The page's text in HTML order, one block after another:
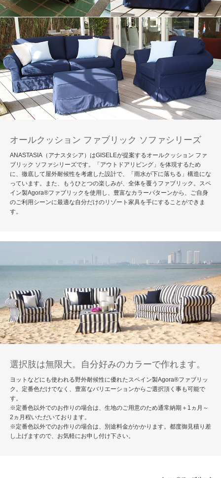
オールクッション ファブリック ソファシリーズ
ANASTASIA（アナスタシア）はGISELEが提案するオールクッション ファ
ブリック ソファシリーズです。「アウトドアリビング」を体現するため
に、徹底して屋外耐候性を考慮した設計で、「雨水が下に落ちる」構造にな
っています。また、もうひとつの楽しみが、全体を覆うファブリック。スペ
イン製Agora®ファブリックを使用し、豊富なカラーパターンから、ご自身
のご利用シーンに最適な自分だけのリゾート家具を手にすることができま
す。
選択肢は無限大。自分好みのカラーで作れます。
ヨットなどにも使われる野外耐候性に優れたスペイン製Agora®ファブリッ
ク。定番色だけでなく、豊富なバリエーションからご選択頂く事も可能で
す。
※定番色以外でのお作りの場合は、生地のご用意のため通常納期＋1ヵ月～
2ヵ月程いただいております。
※定番色以外でのお作りの場合は、別途料金がかかります。都度御見積り差
し上げますので、お気軽にお申し付け下さい。